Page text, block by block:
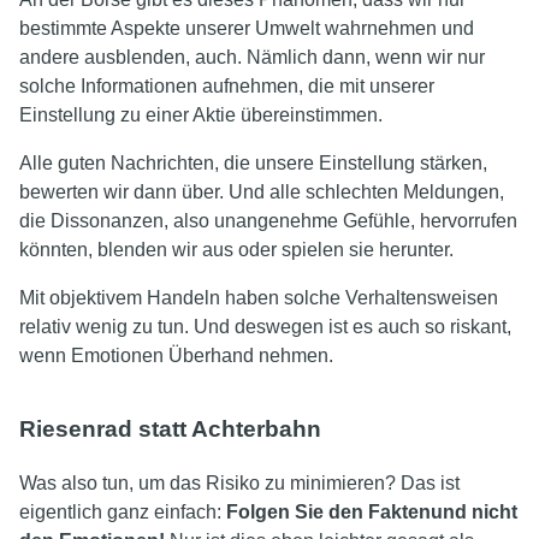
bestimmte Aspekte unserer Umwelt wahrnehmen und
andere ausblenden, auch. Nämlich dann, wenn wir nur
solche Informationen aufnehmen, die mit unserer
Einstellung zu einer Aktie übereinstimmen.
Alle guten Nachrichten, die unsere Einstellung stärken,
bewerten wir dann über. Und alle schlechten Meldungen,
die Dissonanzen, also unangenehme Gefühle, hervorrufen
könnten, blenden wir aus oder spielen sie herunter.
Mit objektivem Handeln haben solche Verhaltensweisen
relativ wenig zu tun. Und deswegen ist es auch so riskant,
wenn Emotionen Überhand nehmen.
Riesenrad statt Achterbahn
Was also tun, um das Risiko zu minimieren? Das ist
eigentlich ganz einfach: Folgen Sie den Faktenund nicht